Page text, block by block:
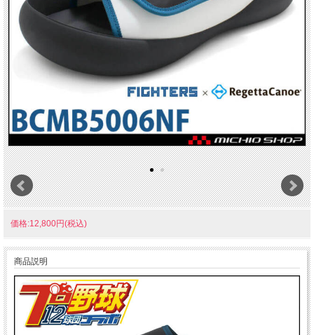
価格:12,800円(税込)
商品説明